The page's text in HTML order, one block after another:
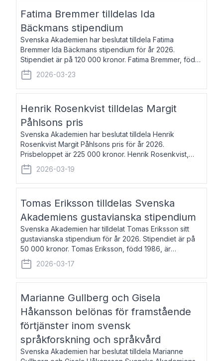
Fatima Bremmer tilldelas Ida
Bäckmans stipendium
Svenska Akademien har beslutat tilldela Fatima
Bremmer Ida Bäckmans stipendium för år 2026.
Stipendiet är på 120 000 kronor. Fatima Bremmer, född
1977, är journalist och författare. Hon utkom i fjol med
boken Ligan. Klarakvarterens blodsyst
2026-03-23
Henrik Rosenkvist tilldelas Margit
Påhlsons pris
Svenska Akademien har beslutat tilldela Henrik
Rosenkvist Margit Påhlsons pris för år 2026.
Prisbeloppet är 225 000 kronor. Henrik Rosenkvist,
född 1965, är professor i nordiska språk vid Göteborgs
universitet. Han disputerade 2004 på avhan
2026-03-19
Tomas Eriksson tilldelas Svenska
Akademiens gustavianska stipendium
Svenska Akademien har tilldelat Tomas Eriksson sitt
gustavianska stipendium för år 2026. Stipendiet är på
50 000 kronor. Tomas Eriksson, född 1986, är
projektledare inom marknadsföring och författare och
utkom i fjol med boken Syndabocken.
2026-03-17
Marianne Gullberg och Gisela
Håkansson belönas för framstående
förtjänster inom svensk
språkforskning och språkvård
Svenska Akademien har beslutat tilldela Marianne